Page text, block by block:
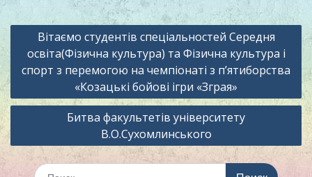
Навигация
записям
Вітаємо студентів спеціальностей Середня
освіта(Фізична культура) та Фізична культура і
спорт з перемогою на чемпіонаті з п’ятиборства
«Козацькі бойові ігри «Зграя»
Битва факультетів університету
В.О.Сухомлинського
Искать: